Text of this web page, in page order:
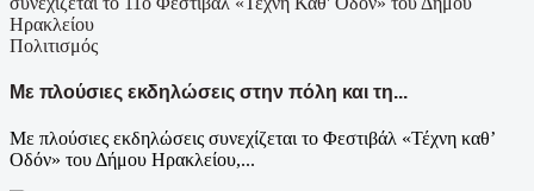
Πολιτισμός
Με πλούσιες εκδηλώσεις στην πόλη και τη...
Με πλούσιες εκδηλώσεις συνεχίζεται το Φεστιβάλ «Τέχνη καθ’
Οδόν» του Δήμου Ηρακλείου,...